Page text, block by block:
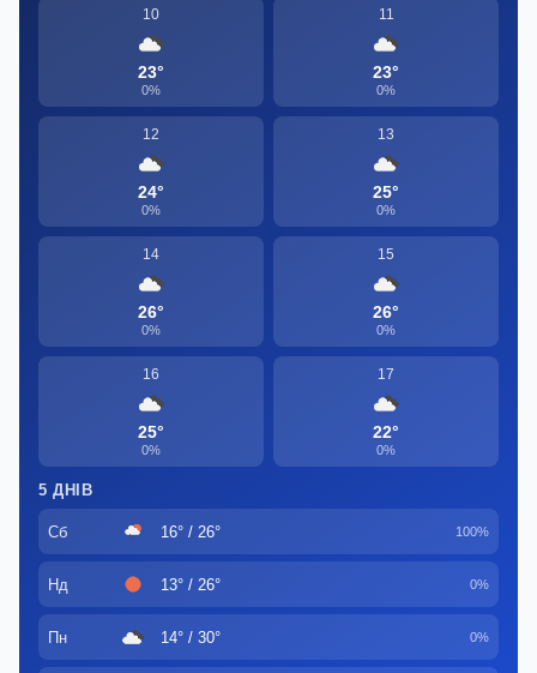
10
23°
0%
11
23°
0%
12
24°
0%
13
25°
0%
14
26°
0%
15
26°
0%
16
25°
0%
17
22°
0%
5 ДНІВ
Сб 16° / 26° 100%
Нд 13° / 26° 0%
Пн 14° / 30° 0%